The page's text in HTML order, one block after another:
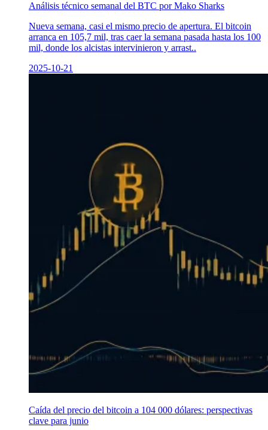
Análisis técnico semanal del BTC por Mako Sharks
Nueva semana, casi el mismo precio de apertura. El bitcoin
arranca en 105,7 mil, tras caer la semana pasada hasta los 100
mil, donde los alcistas intervinieron y arrast..
2025-10-21
Caída del precio del bitcoin a 104 000 dólares: perspectivas
clave para junio